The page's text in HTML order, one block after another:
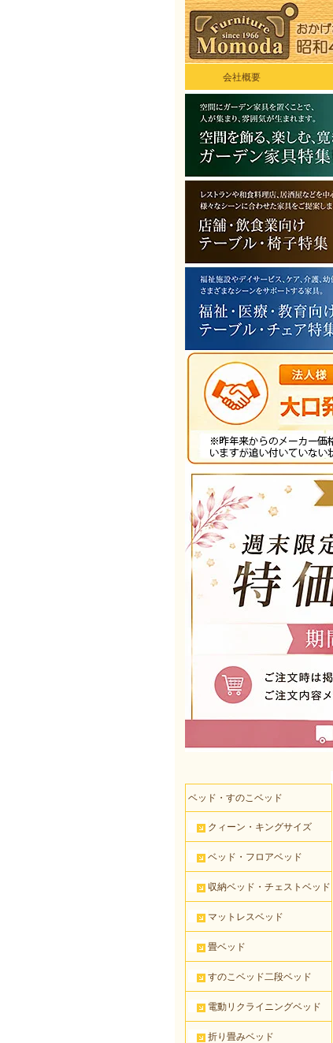
会社概要
ベッド・すのこベッド
クィーン・キングサイズ
ベッド・フロアベッド
収納ベッド・チェストベッド
マットレスベッド
畳ベッド
すのこベッド二段ベッド
電動リクライニングベッド
折り畳みベッド